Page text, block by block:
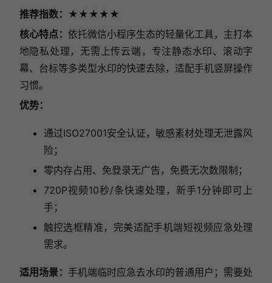
推荐指数：★★★★ ★
核心特点： 依托微信小程序生态的轻量化工具，主打本
地隐私处理，无需上传云端，专注静态水印、滚动字
幕、台标等多类型水印的快速去除，适配手机竖屏操作
习惯。
优势：
通过ISO27001安全认证，敏感素材处理无泄露风
险；
零内存占用、免登录无广告，免费无次数限制；
720P视频10秒/条快速处理，新手1分钟即可上
手；
触控选框精准，完美适配手机端短视频应急处理
需求。
适用场景： 手机端临时应急去水印的普通用户；需要处